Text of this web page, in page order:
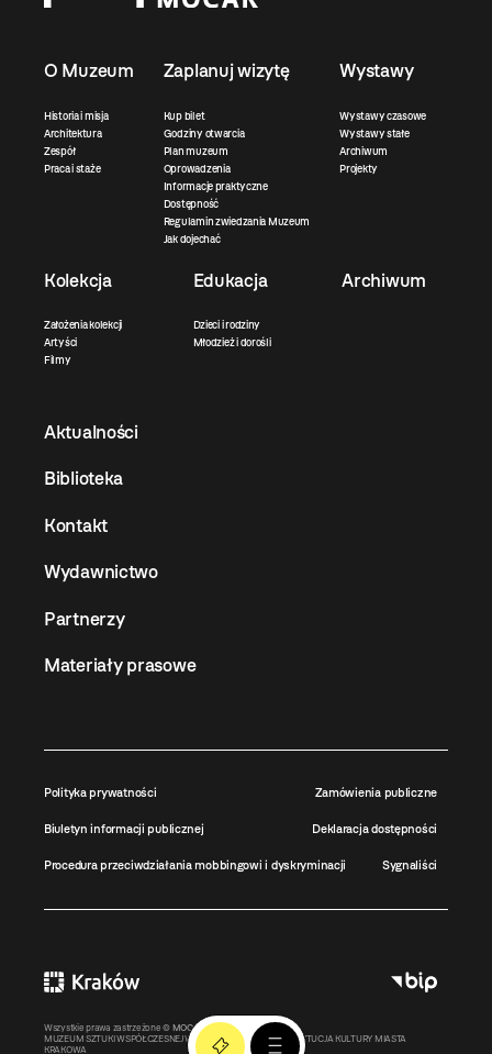
O Muzeum
Historia i misja
Architektura
Zespół
Praca i staże
Zaplanuj wizytę
Kup bilet
Godziny otwarcia
Plan muzeum
Oprowadzenia
Informacje praktyczne
Dostępność
Regulamin zwiedzania Muzeum
Jak dojechać
Wystawy
Wystawy czasowe
Wystawy stałe
Archiwum
Projekty
Kolekcja
Założenia kolekcji
Artyści
Filmy
Edukacja
Dzieci i rodziny
Młodzież i dorośli
Archiwum
Aktualności
Biblioteka
Kontakt
Wydawnictwo
Partnerzy
Materiały prasowe
Polityka prywatności Zamówienia publiczne
Biuletyn informacji publicznej Deklaracja dostępności
Procedura przeciwdziałania mobbingowi i dyskryminacji Sygnaliści
Wszystkie prawa zastrzeżone © MOCAK2011-2026
MUZEUM SZTUKI WSPÓŁCZESNEJ W KRAKOWIE MOCAK – INSTYTUCJA KULTURY MIASTA
KRAKOWA